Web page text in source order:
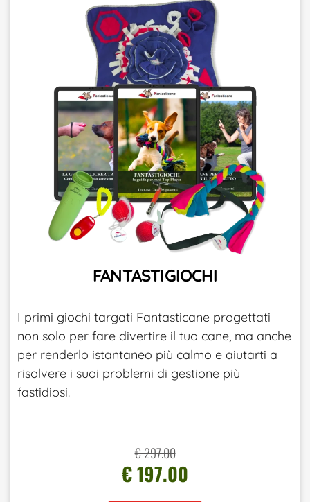
FANTASTIGIOCHI
I primi giochi targati Fantasticane progettati
non solo per fare divertire il tuo cane, ma anche
per renderlo istantaneo più calmo e aiutarti a
risolvere i suoi problemi di gestione più
fastidiosi.
€ 297.00
€ 197.00